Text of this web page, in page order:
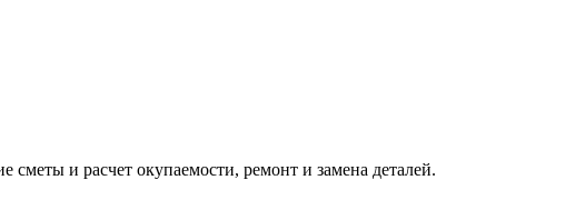
сметы и расчет окупаемости, ремонт и замена деталей.